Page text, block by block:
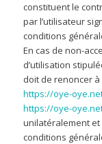
constituent le
par l’utilisateur
conditions
En cas de non-
d’utilisation
doit de renoncer à
https://oye-
https://oye-
unilatéralement
conditions